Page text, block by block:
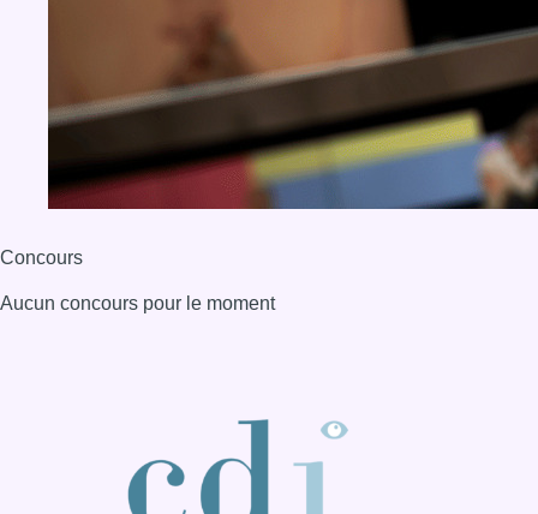
Concours
Aucun concours pour le moment